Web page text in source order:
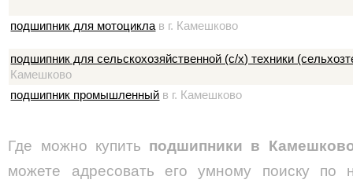
подшипник для мотоцикла в г. Камешково
подшипник для сельскохозяйственной (с/х) техники
Камешково
подшипник промышленный в г. Камешково
Где можно купить подшипники в
можете адресовать его умному поиску